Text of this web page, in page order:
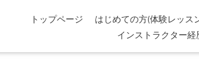
トップページ はじめての方(体験レッス
インストラクター経